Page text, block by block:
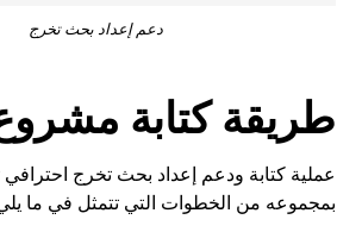
دعم إعداد بحث تخرج
طريقة كتابة
عملية كتابة ودعم إعداد بحث تخرج احترافي
بمجموعه من الخطوات التي تتمثل في ما